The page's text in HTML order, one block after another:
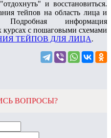
и восстановиться.
тейпов на область лица и
информация
с пошаговыми схемами
ТЕЙПОВ ДЛЯ ЛИЦА.
ВОПРОСЫ?